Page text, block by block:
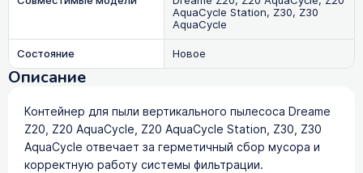
AquaCycle Station, Z30, Z30
AquaCycle
Состояние
Новое
Описание
Контейнер для пыли вертикального пылесоса Dreame
Z20, Z20 AquaCycle, Z20 AquaCycle Station, Z30, Z30
AquaCycle отвечает за герметичный сбор мусора и
корректную работу системы фильтрации.